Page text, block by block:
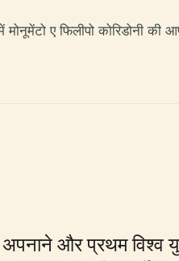
ए फिलीपो कोरिडोनी की
अपनाने और प्रथम विश्व